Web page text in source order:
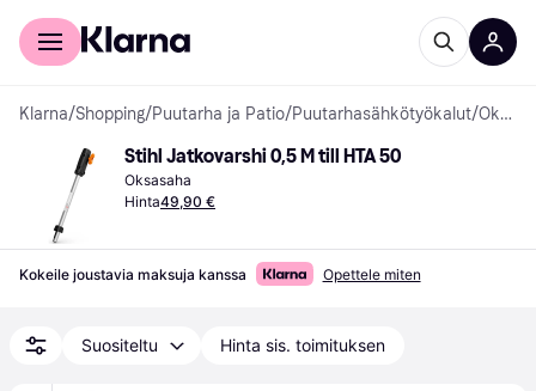
Kuluttajille
Klarna/Shopping/Puutarha ja Patio/Puutarhasähkötyökalut/ Oksasahat
Stihl Jatkovarshi 0,5 M till HTA 50
Oksasaha
Hinta49,90 €
Kokeile joustavia maksuja kanssa Opettele miten
Suositeltu Hinta sis. toimituksen